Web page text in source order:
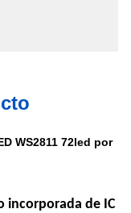
WS2811 72led por
incorporada de IC